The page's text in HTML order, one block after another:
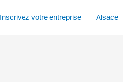
Inscrivez votre entreprise Alsace